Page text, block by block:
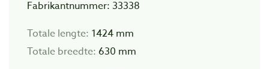
Fabrikantnummer: 33338
Totale lengte: 1424 mm
Totale breedte: 630 mm